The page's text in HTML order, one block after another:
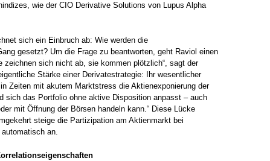
wie der CIO Derivative Solutions von Lupus Alpha
sich ein Einbruch ab: Wie werden die
gesetzt? Um die Frage zu beantworten, geht Raviol einen
zeichnen sich nicht ab, sie kommen plötzlich“, sagt der
Stärke einer Derivatestrategie: Ihr wesentlicher
Zeiten mit akutem Marktstress die Aktienexponierung der
sich das Portfolio ohne aktive Disposition anpasst – auch
mit Öffnung der Börsen handeln kann.“ Diese Lücke
steige die Partizipation am Aktienmarkt bei
an.